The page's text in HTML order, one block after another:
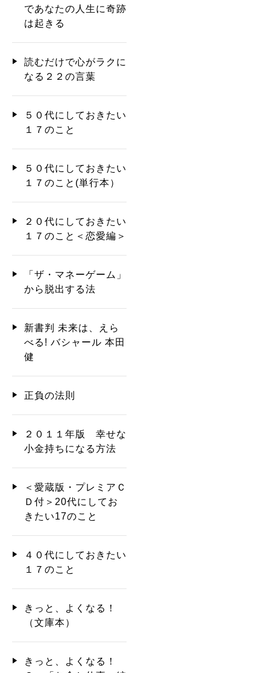
であなたの人生に奇跡
は起きる
読むだけで心がラクに
なる２２の言葉
５０代にしておきたい
１７のこと
５０代にしておきたい
１７のこと(単行本）
２０代にしておきたい
１７のこと＜恋愛編＞
「ザ・マネーゲーム」
から脱出する法
新書判 未来は、えら
べる! バシャール 本田
健
正負の法則
２０１１年版 幸せな
小金持ちになる方法
＜愛蔵版・プレミアＣ
Ｄ付＞20代にしてお
きたい17のこと
４０代にしておきたい
１７のこと
きっと、よくなる！
（文庫本）
きっと、よくなる！